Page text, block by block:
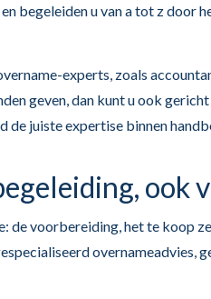
begeleiden u van a tot z door
experts, zoals
geven, dan kunt u ook
juiste expertise binnen
ook
de voorbereiding, het te koop
overnameadvies,